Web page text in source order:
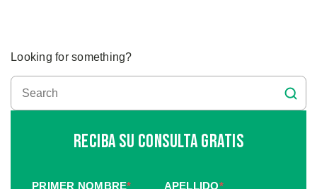
Looking for something?
Reciba Su Consulta Gratis
PRIMER NOMBRE* APELLIDO*